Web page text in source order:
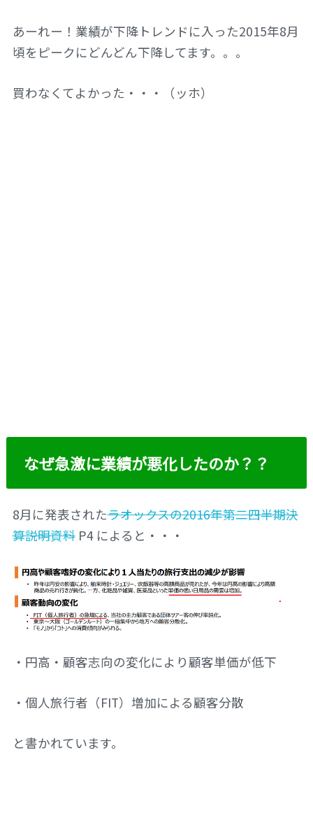
あーれー！業績が下降トレンドに入った2015年8月
頃をピークにどんどん下降してます。。。
買わなくてよかった・・・（ッホ）
なぜ急激に業績が悪化したのか？？
8月に発表されたラオックスの2016年第二四半期決
算説明資料P4 によると・・・
・円高・顧客志向の変化により顧客単価が低下
・個人旅行者（FIT）増加による顧客分散
と書かれています。